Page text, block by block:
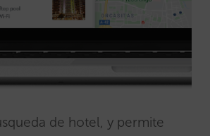
de hotel, y permite